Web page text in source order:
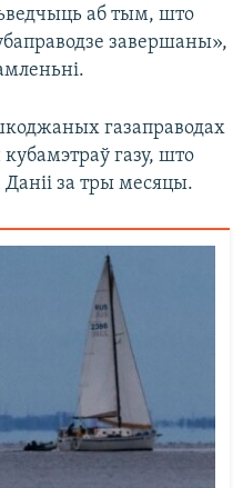
аб тым, што
завершаны»,
газаправодах
газу, што
за тры месяцы.